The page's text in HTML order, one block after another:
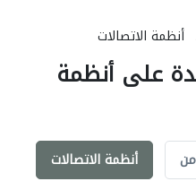
أنظمة الاتصالات
على أنظمة
أنظمة الاتصالات